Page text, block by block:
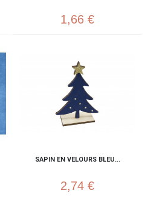
1,66 €
SAPIN EN VELOURS BLEU...
2,74 €